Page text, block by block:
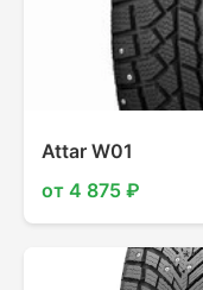
Attar W01
от 4 875 ₽